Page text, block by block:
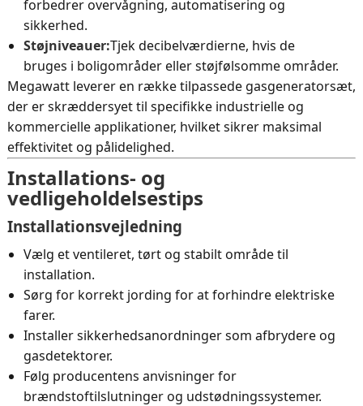
forbedrer overvågning, automatisering og
sikkerhed.
Støjniveauer:Tjek decibelværdierne, hvis de
bruges i boligområder eller støjfølsomme områder.
Megawatt leverer en række tilpassede gasgeneratorsæt,
der er skræddersyet til specifikke industrielle og
kommercielle applikationer, hvilket sikrer maksimal
effektivitet og pålidelighed.
Installations- og
vedligeholdelsestips
Installationsvejledning
Vælg et ventileret, tørt og stabilt område til
installation.
Sørg for korrekt jording for at forhindre elektriske
farer.
Installer sikkerhedsanordninger som afbrydere og
gasdetektorer.
Følg producentens anvisninger for
brændstoftilslutninger og udstødningssystemer.